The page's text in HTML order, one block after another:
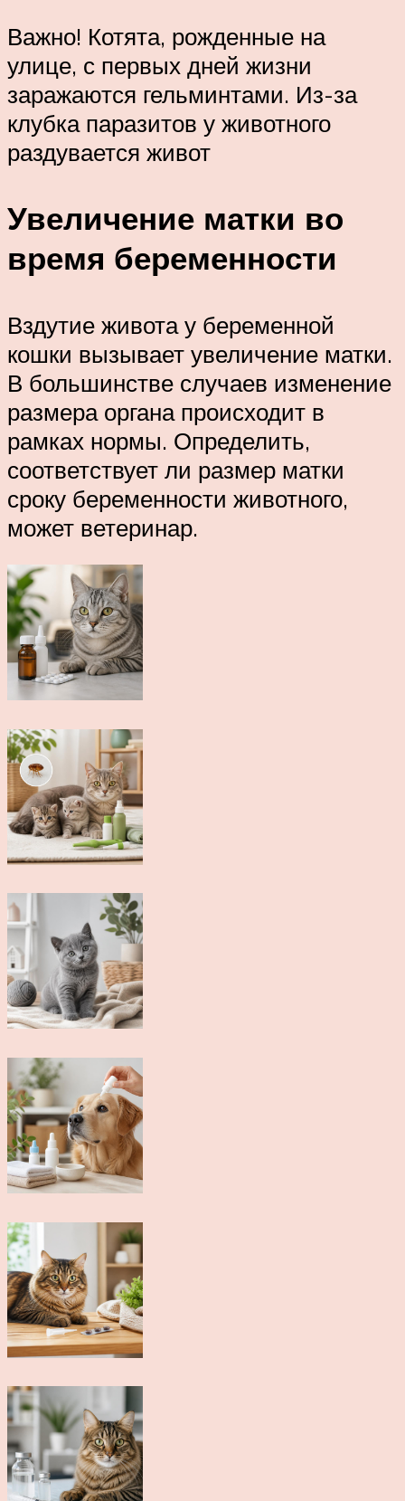
Важно! Котята, рожденные на
улице, с первых дней жизни
заражаются гельминтами. Из-за
клубка паразитов у животного
раздувается живот
Увеличение матки во
время беременности
Вздутие живота у беременной
кошки вызывает увеличение матки.
В большинстве случаев изменение
размера органа происходит в
рамках нормы. Определить,
соответствует ли размер матки
сроку беременности животного,
может ветеринар.